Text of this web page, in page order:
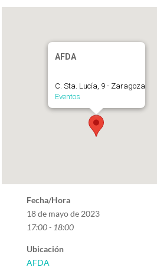
AFDA
C. Sta. Lucía, 9 - Zaragoza
Eventos
Fecha/Hora
18 de mayo de 2023
17:00 - 18:00
Ubicación
AFDA